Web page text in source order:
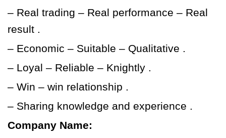
– Real trading – Real performance – Real
result .
– Economic – Suitable – Qualitative .
– Loyal – Reliable – Knightly .
– Win – win relationship .
– Sharing knowledge and experience .
Company Name: